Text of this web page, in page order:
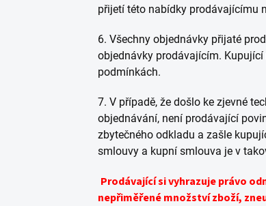
přijetí této nabídky prodávajícímu
6. Všechny objednávky přijaté
objednávky prodávajícím.
podmínkách.
7. V případě, že došlo ke zjevné
objednávání, není prodávající
zbytečného odkladu a zašle
smlouvy a kupní smlouva je v
Prodávající si vyhrazuje právo
nepřiměřené množství zboží,